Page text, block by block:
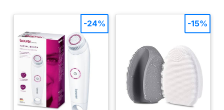
-24% -15%